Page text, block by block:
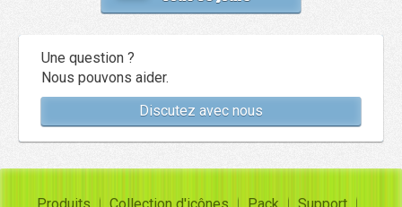
Une question ?
Nous pouvons aider.
Discutez avec nous